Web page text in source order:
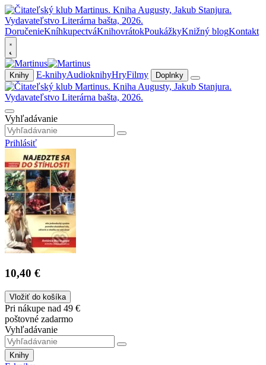
DoručenieKníhkupectváKnihovrátokPoukážkyKnižný blogKontakt
Knihy E-knihyAudioknihyHryFilmy Doplnky
Vyhľadávanie
Prihlásiť
10,40 €
Vložiť do košíka
Pri nákupe nad 49 €
poštovné zadarmo
Vyhľadávanie
Knihy